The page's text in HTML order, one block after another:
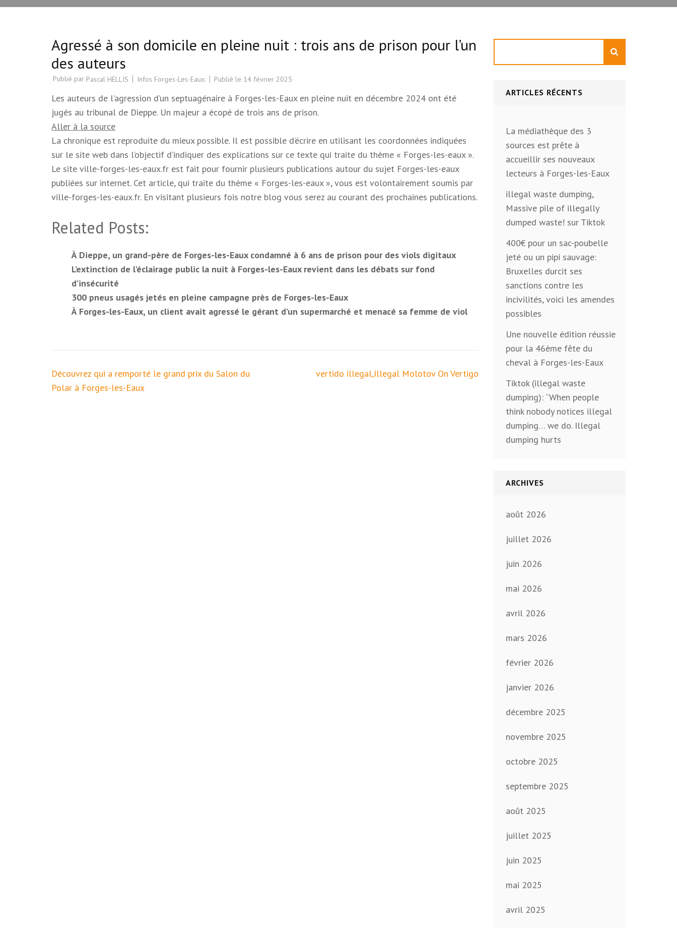
Agressé à son domicile en pleine nuit : trois ans de prison pour l’un
des auteurs
Publié par Pascal HELLIS Infos Forges-Les-Eaux: Publié le 14 février 2025
Les auteurs de l’agression d’un septuagénaire à Forges-les-Eaux en pleine nuit en décembre 2024 ont été
jugés au tribunal de Dieppe. Un majeur a écopé de trois ans de prison.
Aller à la source
La chronique est reproduite du mieux possible. Il est possible d’écrire en utilisant les coordonnées indiquées
sur le site web dans l’objectif d’indiquer des explications sur ce texte qui traite du thème « Forges-les-eaux ».
Le site ville-forges-les-eaux.fr est fait pour fournir plusieurs publications autour du sujet Forges-les-eaux
publiées sur internet. Cet article, qui traite du thème « Forges-les-eaux », vous est volontairement soumis par
ville-forges-les-eaux.fr. En visitant plusieurs fois notre blog vous serez au courant des prochaines publications.
Related Posts:
À Dieppe, un grand-père de Forges-les-Eaux condamné à 6 ans de prison pour des viols digitaux
L’extinction de l’éclairage public la nuit à Forges-les-Eaux revient dans les débats sur fond
d’insécurité
300 pneus usagés jetés en pleine campagne près de Forges-les-Eaux
À Forges-les-Eaux, un client avait agressé le gérant d’un supermarché et menacé sa femme de viol
Navigation
de
Découvrez qui a remporté le grand prix du Salon du
Polar à Forges-les-Eaux
vertido illegal,Illegal Molotov On Vertigo
ARTICLES RÉCENTS
La médiathèque des 3
sources est prête à
accueillir ses nouveaux
lecteurs à Forges-les-Eaux
illegal waste dumping,
Massive pile of illegally
dumped waste! sur Tiktok
400€ pour un sac-poubelle
jeté ou un pipi sauvage:
Bruxelles durcit ses
sanctions contre les
incivilités, voici les amendes
possibles
Une nouvelle édition réussie
pour la 46ème fête du
cheval à Forges-les-Eaux
Tiktok (illegal waste
dumping): “When people
think nobody notices illegal
dumping… we do. Illegal
dumping hurts
ARCHIVES
août 2026
juillet 2026
juin 2026
mai 2026
avril 2026
mars 2026
février 2026
janvier 2026
décembre 2025
novembre 2025
octobre 2025
septembre 2025
août 2025
juillet 2025
juin 2025
mai 2025
avril 2025